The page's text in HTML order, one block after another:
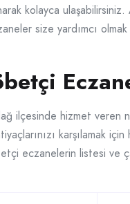
kolayca
size yardımcı
ilçesinde hizmet veren
karşılamak
eczanelerin listesi ve